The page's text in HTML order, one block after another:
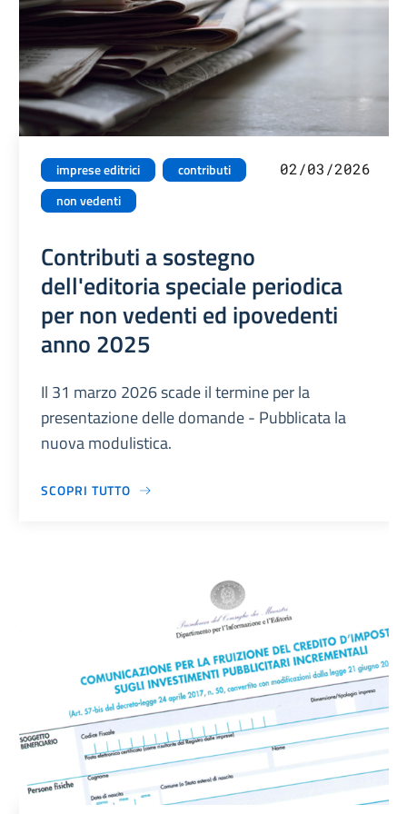
imprese editrici
contributi
non vedenti
02/03/2026
Contributi a sostegno
dell'editoria speciale periodica
per non vedenti ed ipovedenti
anno 2025
Il 31 marzo 2026 scade il termine per la
presentazione delle domande - Pubblicata la
nuova modulistica.
SCOPRI TUTTO